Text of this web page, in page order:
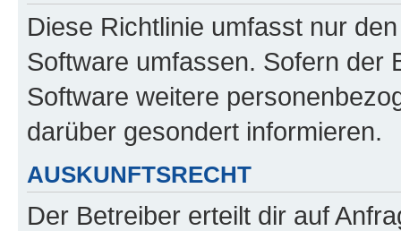
Diese Richtlinie umfasst nur
Software umfassen. Sofern der
Software weitere
darüber gesondert informieren.
AUSKUNFTSRECHT
Der Betreiber erteilt dir auf